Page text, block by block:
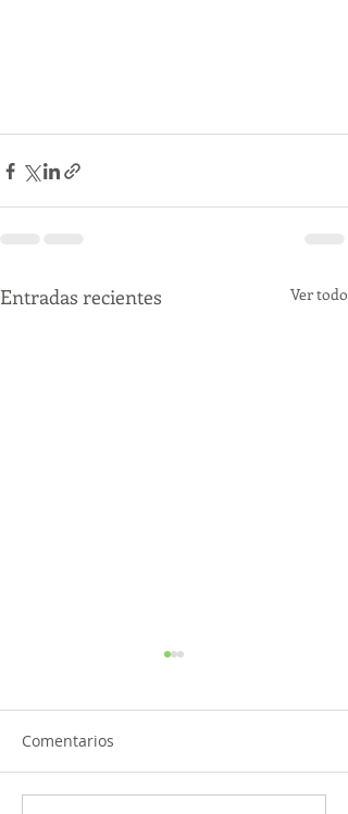
Entradas recientes Ver todo
Comentarios